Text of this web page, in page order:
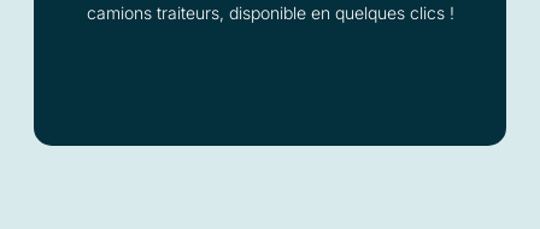
camions traiteurs, disponible en quelques clics !